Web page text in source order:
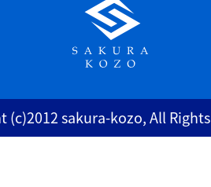
(c)2012 sakura-kozo, All